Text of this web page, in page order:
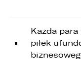
Każda
piłek
2.
3. weryfikacji